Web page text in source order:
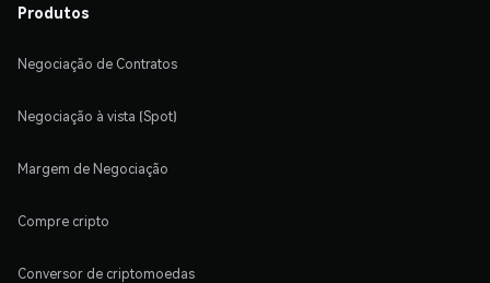
Produtos
Negociação de Contratos
Negociação à vista (Spot)
Margem de Negociação
Compre cripto
Conversor de criptomoedas